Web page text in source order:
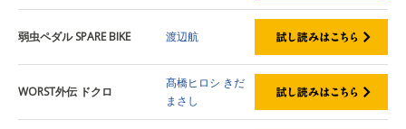
弱虫ペダル SPARE BIKE 渡辺航
WORST外伝 ドクロ
髙橋ヒロシ きだ
まさし